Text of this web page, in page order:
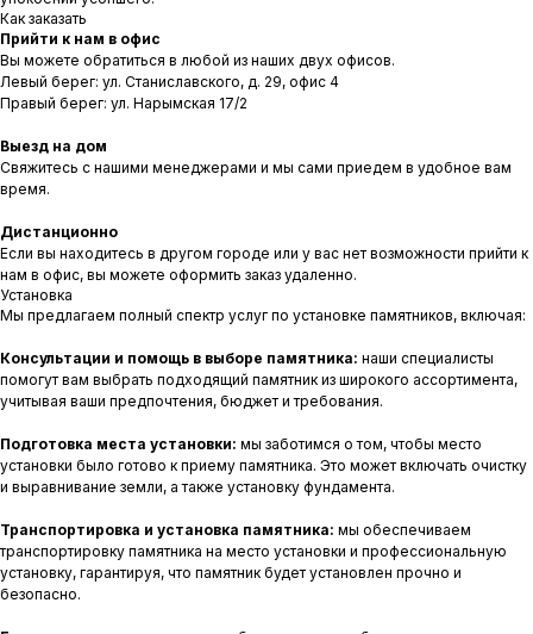
Как заказать
Прийти к нам в офис
Вы можете обратиться в любой из наших двух офисов.
Левый берег: ул. Станиславского, д. 29, офис 4
Правый берег: ул. Нарымская 17/2
Выезд на дом
Свяжитесь с нашими менеджерами и мы сами приедем в удобное вам
время.
Дистанционно
Если вы находитесь в другом городе или у вас нет возможности прийти к
нам в офис, вы можете оформить заказ удаленно.
Установка
Мы предлагаем полный спектр услуг по установке памятников, включая:
Консультации и помощь в выборе памятника: наши специалисты
помогут вам выбрать подходящий памятник из широкого ассортимента,
учитывая ваши предпочтения, бюджет и требования.
Подготовка места установки: мы заботимся о том, чтобы место
установки было готово к приему памятника. Это может включать очистку
и выравнивание земли, а также установку фундамента.
Транспортировка и установка памятника: мы обеспечиваем
транспортировку памятника на место установки и профессиональную
установку, гарантируя, что памятник будет установлен прочно и
безопасно.